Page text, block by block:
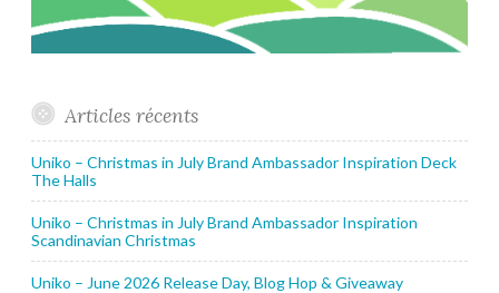
Articles récents
Uniko – Christmas in July Brand Ambassador Inspiration Deck
The Halls
Uniko – Christmas in July Brand Ambassador Inspiration
Scandinavian Christmas
Uniko – June 2026 Release Day, Blog Hop & Giveaway